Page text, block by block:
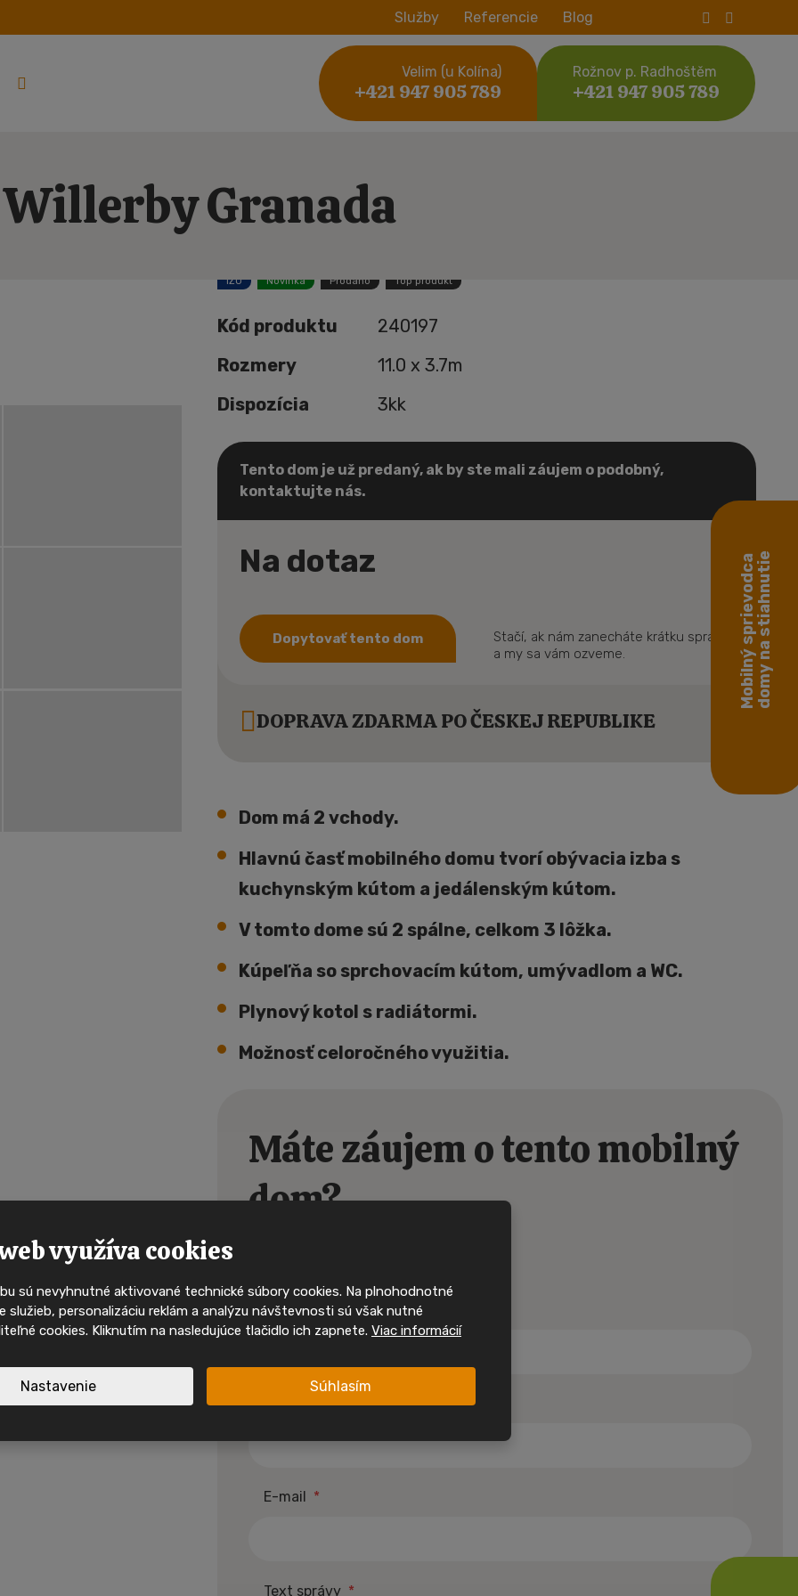
Služby Referencie Blog
Velim (u Kolína)
+421 947 905 789
Rožnov p. Radhoštěm
+421 947 905 789
Willerby Granada
IZO Novinka Prodáno Top produkt
Kód produktu
240197
Rozmery
11.0 x 3.7m
Dispozícia
3kk
Tento dom je už predaný, ak by ste mali záujem o podobný,
kontaktujte nás.
Na dotaz
Dopytovať tento dom
Stačí, ak nám zanecháte krátku správu
a my sa vám ozveme.
DOPRAVA ZDARMA PO ČESKEJ REPUBLIKE
Dom má 2 vchody.
Hlavnú časť mobilného domu tvorí obývacia izba s
kuchynským kútom a jedálenským kútom.
V tomto dome sú 2 spálne, celkom 3 lôžka.
Kúpeľňa so sprchovacím kútom, umývadlom a WC.
Plynový kotol s radiátormi.
Možnosť celoročného využitia.
Máte záujem o tento mobilný
dom?
Meno a priezvisko *
Telefónne číslo *
E-mail *
Text správy *
Mobilný sprievodcadomy na stiahnutie
využíva cookies
sú nevyhnutné aktivované technické súbory cookies. Na plnohodnotné
služieb, personalizáciu reklám a analýzu návštevnosti sú však nutné
cookies. Kliknutím na nasledujúce tlačidlo ich zapnete. Viac informácií
Nastavenie Súhlasím
Buďte mezi prvními,
Ty nejzajímavější mobilní domy si často najdou
svého majitele velmi rychle. Sledujte nás na
sociálních sítích a mějte přehled o nových
Sledujte nás na Instagramu
Sledujte nás na Facebooku